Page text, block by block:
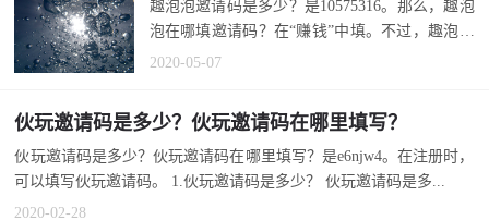
趣泡泡邀请码是多少？是10575316。那么，趣泡
泡在哪填邀请码？在“赚钱”中填。不过，趣泡泡
邀请码有什么用？填后能领500金币。...
2020-05-07
伙玩邀请码是多少？伙玩邀请码在哪里填写？
伙玩邀请码是多少？伙玩邀请码在哪里填写？是e6njw4。在注册时，
可以填写伙玩邀请码。 1.伙玩邀请码是多少？ 伙玩邀请码是多...
2020-02-28